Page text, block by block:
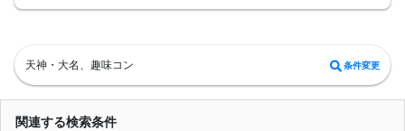
天神・大名、趣味コン 条件変更
関連する検索条件